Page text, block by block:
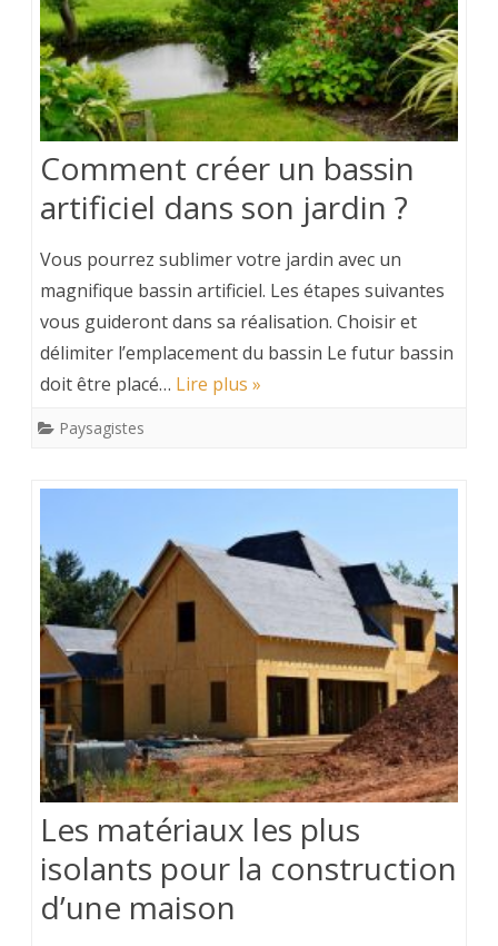
Comment créer un bassin
artificiel dans son jardin ?
Vous pourrez sublimer votre jardin avec un
magnifique bassin artificiel. Les étapes suivantes
vous guideront dans sa réalisation. Choisir et
délimiter l’emplacement du bassin Le futur bassin
doit être placé… Lire plus »
Paysagistes
Les matériaux les plus
isolants pour la construction
d’une maison